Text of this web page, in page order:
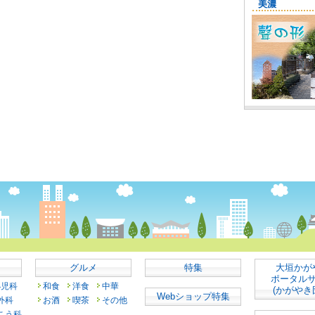
科
科
グルメ
和食 洋食
中華
お酒
喫茶 その他
特集
Webショップ特集
大垣かが
ポータル
(かがやき